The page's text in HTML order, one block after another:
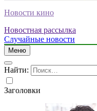
Новости кино
Новостная рассылка
Случайные новости
Меню
Найти:
Заголовки